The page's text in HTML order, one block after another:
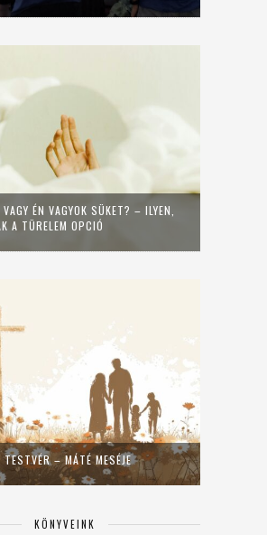
ÉN VAGYOK SÜKET? – ILYEN,
A TÜRELEM OPCIÓ
TESTVÉR – MÁTÉ MESÉJE
KÖNYVEINK